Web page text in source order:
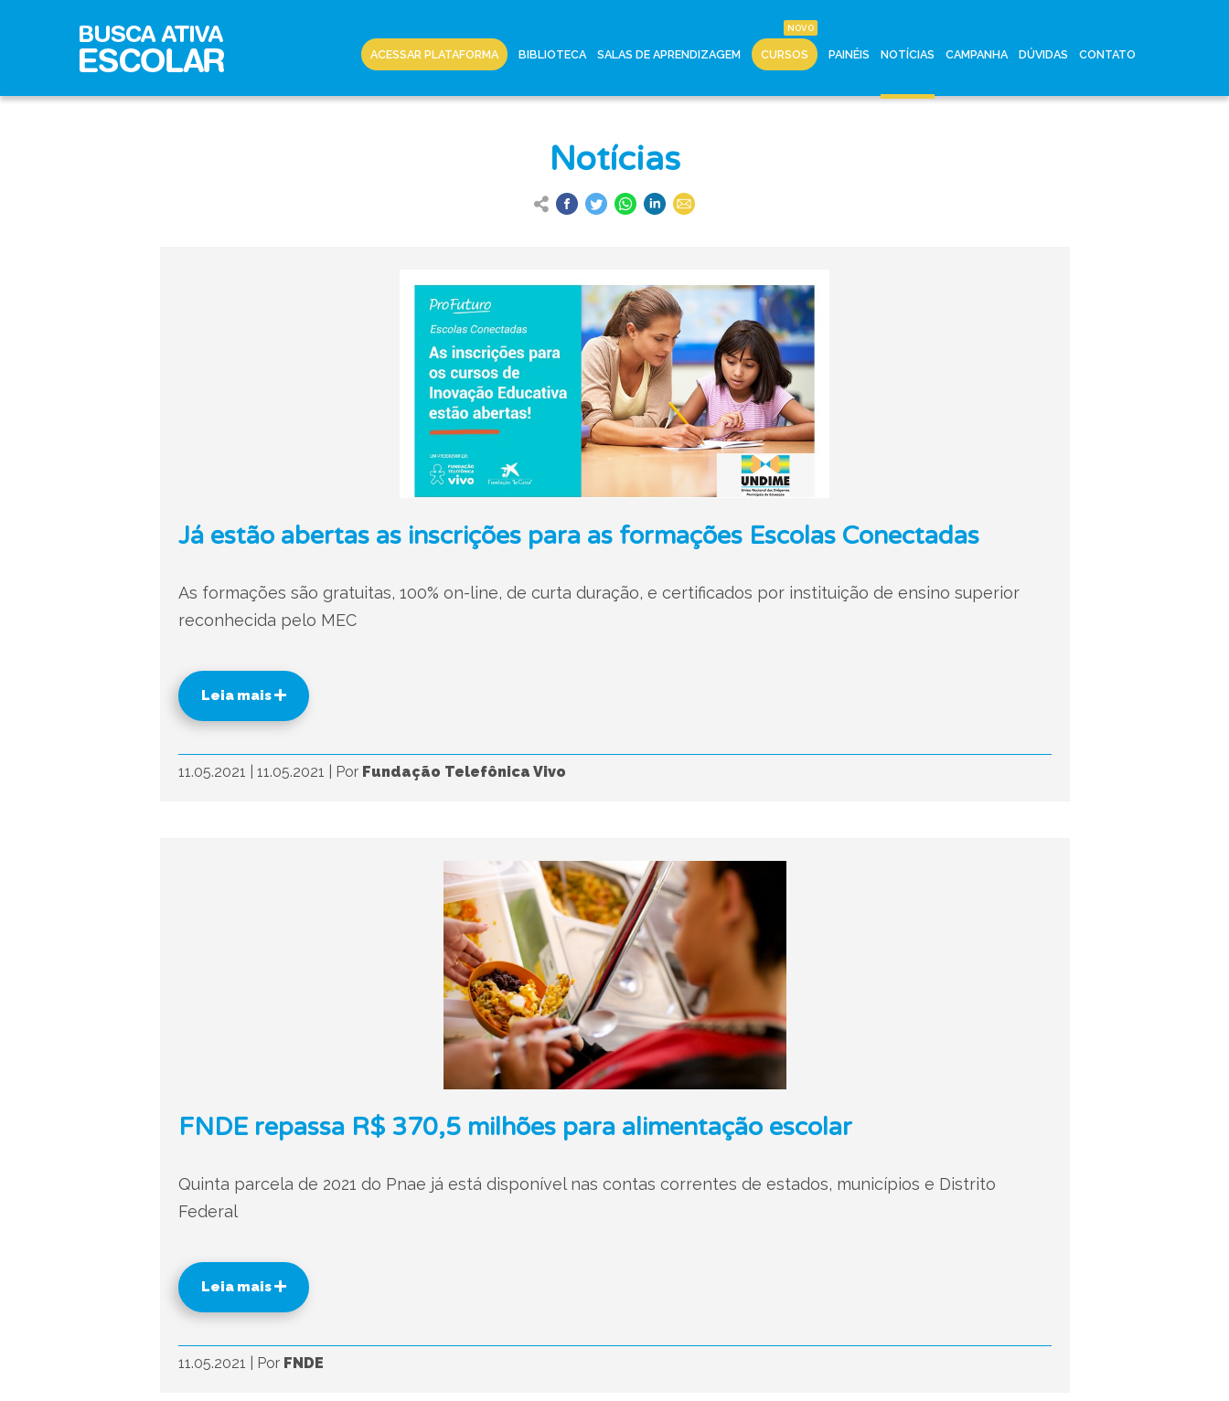
ACESSAR PLATAFORMA BIBLIOTECA SALAS DE APRENDIZAGEM CURSOS PAINÉIS NOTÍCIAS CAMPANHA DÚVIDAS CONTATO
Notícias
Já estão abertas as inscrições para as formações Escolas Conectadas
As formações são gratuitas, 100% on-line, de curta duração, e certificados por instituição de ensino superior
reconhecida pelo MEC
Leia mais
11.05.2021 11.05.2021 Por Fundação Telefônica Vivo
FNDE repassa R$ 370,5 milhões para alimentação escolar
Quinta parcela de 2021 do Pnae já está disponível nas contas correntes de estados, municípios e Distrito
Federal
Leia mais
11.05.2021 Por FNDE